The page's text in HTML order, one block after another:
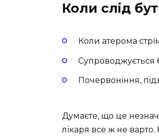
Коли слід
Коли атерома
Супроводжується
Почервоніння,
Думаєте, що це
лікаря все ж не